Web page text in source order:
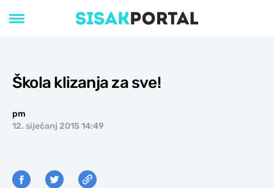
Škola klizanja za sve!
pm
12. siječanj 2015 14:49